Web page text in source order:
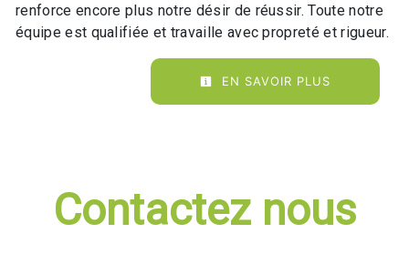
renforce encore plus notre désir de réussir. Toute notre
équipe est qualifiée et travaille avec propreté et rigueur.
EN SAVOIR PLUS
Contactez nous